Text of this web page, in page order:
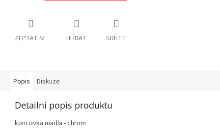
ZEPTAT SE HLÍDAT SDÍLET
Popis Diskuze
Detailní popis produktu
koncovka madla - chrom